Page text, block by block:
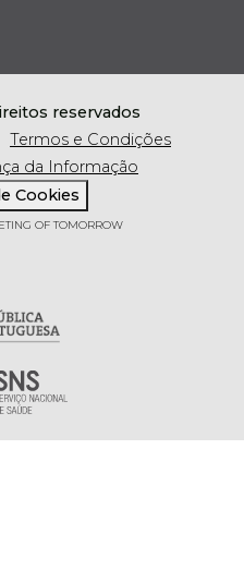
reservados
Termos e Condições
da Informação
Cookies
OF TOMORROW